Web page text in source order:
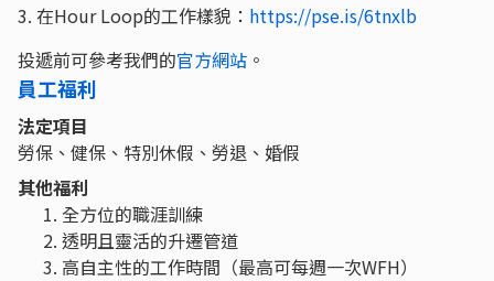
3. 在Hour Loop的工作樣貌： https://pse.is/6tnxlb
投遞前可參考我們的官方網站 。
員工福利
法定項目
勞保、健保、特別休假、勞退、婚假
其他福利
全方位的職涯訓練
透明且靈活的升遷管道
高自主性的工作時間（最高可每週一次WFH）